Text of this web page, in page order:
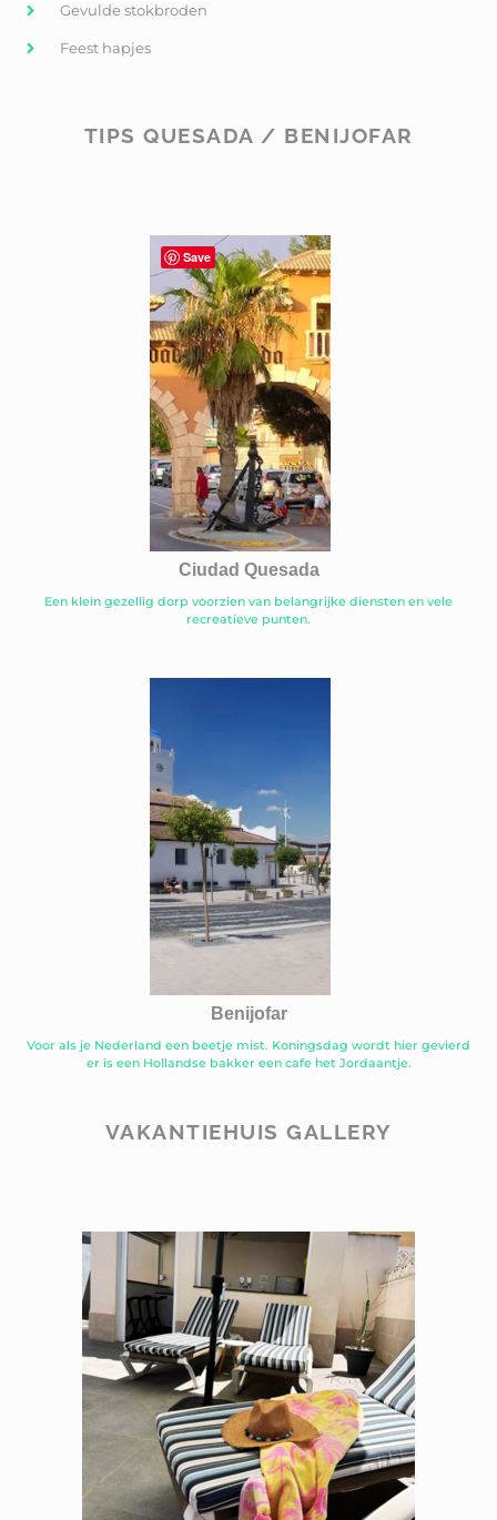
Gevulde stokbroden
Feest hapjes
TIPS QUESADA / BENIJOFAR
Ciudad Quesada
Een klein gezellig dorp voorzien van belangrijke diensten en vele
recreatieve punten.
Benijofar
Voor als je Nederland een beetje mist. Koningsdag wordt hier gevierd
er is een Hollandse bakker een cafe het Jordaantje.
VAKANTIEHUIS GALLERY
Save